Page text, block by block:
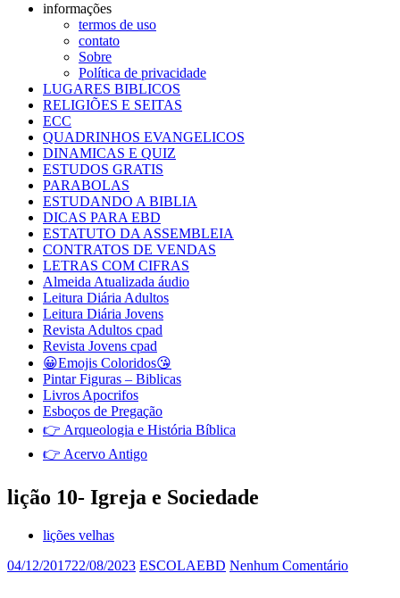
informações
termos de uso
contato
Sobre
Política de privacidade
LUGARES BIBLICOS
RELIGIÕES E SEITAS
ECC
QUADRINHOS EVANGELICOS
DINAMICAS E QUIZ
ESTUDOS GRATIS
PARABOLAS
ESTUDANDO A BIBLIA
DICAS PARA EBD
ESTATUTO DA ASSEMBLEIA
CONTRATOS DE VENDAS
LETRAS COM CIFRAS
Almeida Atualizada áudio
Leitura Diária Adultos
Leitura Diária Jovens
Revista Adultos cpad
Revista Jovens cpad
😀Emojis Coloridos😘
Pintar Figuras – Biblicas
Livros Apocrifos
Esboços de Pregação
👉 Arqueologia e História Bíblica
👉 Acervo Antigo
lição 10- Igreja e Sociedade
lições velhas
04/12/201722/08/2023 ESCOLAEBD Nenhum Comentário